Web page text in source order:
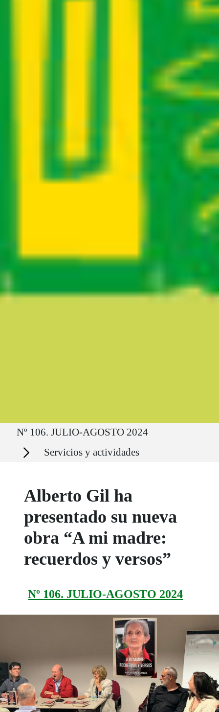
Ruta del sitio
Nº 106. JULIO-AGOSTO 2024
Secciones Servicios y actividades
Alberto Gil ha
presentado su nueva
obra “A mi madre:
recuerdos y versos”
Nº 106. JULIO-AGOSTO 2024